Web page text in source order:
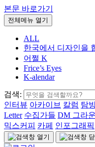
본문 바로가기
전체메뉴 열기
ALL
한국에서 디자인을
어쩔 K
Frice’s Eyes
K-alendar
검색:
인터뷰 아카이브 칼럼 탐
Letter 수집가들 DM 그라
믹스커피 카페 인포그래픽